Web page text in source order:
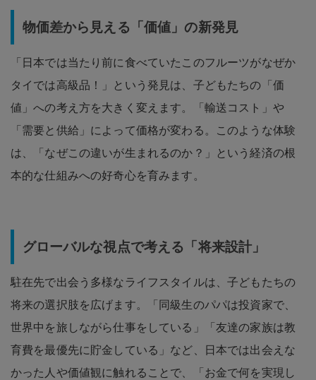
物価差から見える「価値」の新発見
「日本では当たり前に食べていたこのフルーツがなぜか
タイでは高級品！」という発見は、子どもたちの「価
値」への考え方を大きく変えます。「輸送コスト」や
「需要と供給」によって価格が変わる。このような体験
は、「なぜこの違いが生まれるのか？」という経済の根
本的な仕組みへの好奇心を育みます。
グローバルな視点で考える「将来設計」
駐在先で出会う多様なライフスタイルは、子どもたちの
将来の選択肢を広げます。「同級生のパパは投資家で、
世界中を旅しながら仕事をしている」「友達の家族は教
育費を最優先に貯金している」など、日本では出会えな
かった人や価値観に触れることで、「お金で何を実現し